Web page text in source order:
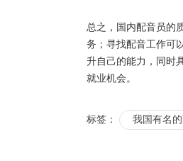
总之，国内配音员的
务；寻找配音工作可
升自己的能力，同时
就业机会。
标签：